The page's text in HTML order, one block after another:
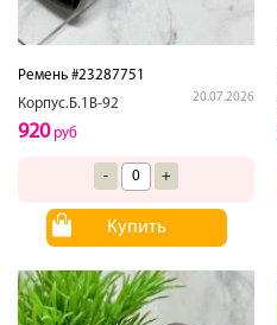
Ремень #23287751
Корпус.Б.1В-92
20.07.2026
920руб
- +
Купить